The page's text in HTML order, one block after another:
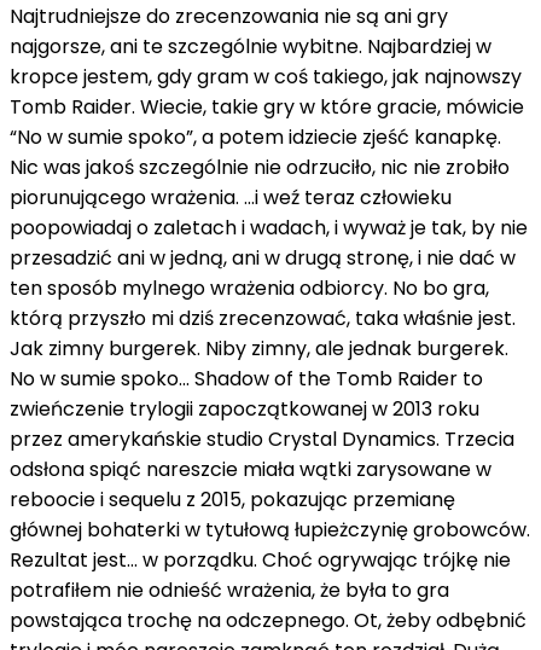
Najtrudniejsze do zrecenzowania nie są ani gry
najgorsze, ani te szczególnie wybitne. Najbardziej w
kropce jestem, gdy gram w coś takiego, jak najnowszy
Tomb Raider. Wiecie, takie gry w które gracie, mówicie
“No w sumie spoko”, a potem idziecie zjeść kanapkę.
Nic was jakoś szczególnie nie odrzuciło, nic nie zrobiło
piorunującego wrażenia. ...i weź teraz człowieku
poopowiadaj o zaletach i wadach, i wyważ je tak, by nie
przesadzić ani w jedną, ani w drugą stronę, i nie dać w
ten sposób mylnego wrażenia odbiorcy. No bo gra,
którą przyszło mi dziś zrecenzować, taka właśnie jest.
Jak zimny burgerek. Niby zimny, ale jednak burgerek.
No w sumie spoko... Shadow of the Tomb Raider to
zwieńczenie trylogii zapoczątkowanej w 2013 roku
przez amerykańskie studio Crystal Dynamics. Trzecia
odsłona spiąć nareszcie miała wątki zarysowane w
reboocie i sequelu z 2015, pokazując przemianę
głównej bohaterki w tytułową łupieżczynię grobowców.
Rezultat jest… w porządku. Choć ogrywając trójkę nie
potrafiłem nie odnieść wrażenia, że była to gra
powstająca trochę na odczepnego. Ot, żeby odbębnić